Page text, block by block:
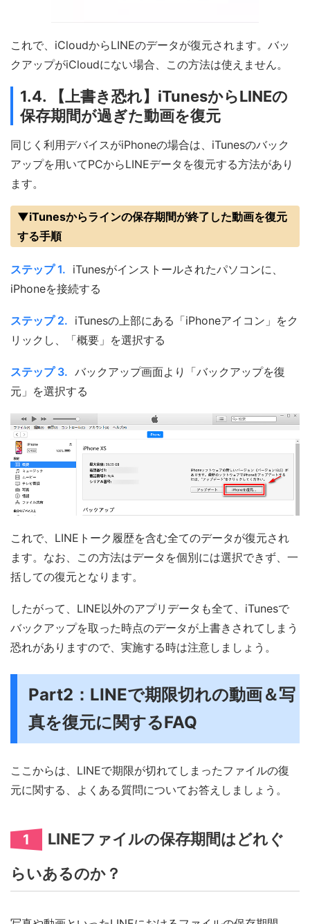
これで、iCloudからLINEのデータが復元されます。バッ
クアップがiCloudにない場合、この方法は使えません。
1.4. 【上書き恐れ】iTunesからLINEの
保存期間が過ぎた動画を復元
同じく利用デバイスがiPhoneの場合は、iTunesのバック
アップを用いてPCからLINEデータを復元する方法があり
ます。
▼iTunesからラインの保存期間が終了した動画を復元
する手順
ステップ 1. iTunesがインストールされたパソコンに、
iPhoneを接続する
ステップ 2. iTunesの上部にある「iPhoneアイコン」をク
リックし、「概要」を選択する
ステップ 3. バックアップ画面より「バックアップを復
元」を選択する
これで、LINEトーク履歴を含む全てのデータが復元され
ます。なお、この方法はデータを個別には選択できず、一
括しての復元となります。
したがって、LINE以外のアプリデータも全て、iTunesで
バックアップを取った時点のデータが上書きされてしまう
恐れがありますので、実施する時は注意しましょう。
Part2：LINEで期限切れの動画＆写
真を復元に関するFAQ
ここからは、LINEで期限が切れてしまったファイルの復
元に関する、よくある質問についてお答えしましょう。
1
LINEファイルの保存期間はどれぐ
らいあるのか？